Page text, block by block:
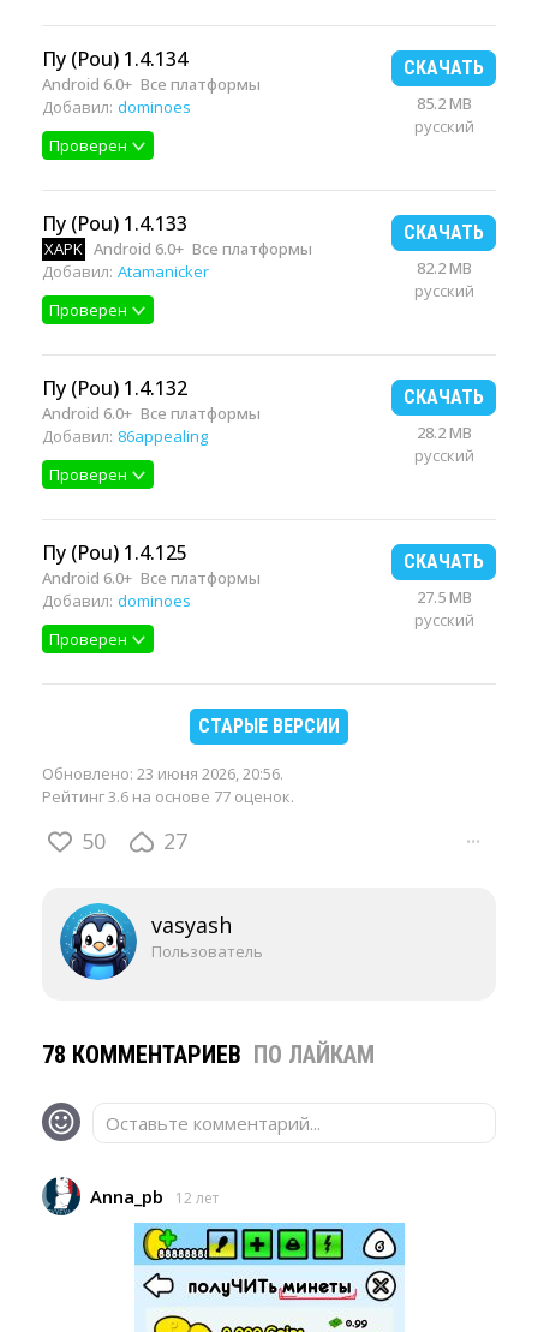
Пу (Pou) 1.4.134
Android 6.0+ Все платформы
Добавил: dominoes
Проверен
СКАЧАТЬ
85.2 MB
русский
Пу (Pou) 1.4.133
XAPK Android 6.0+ Все платформы
Добавил: Atamanicker
Проверен
СКАЧАТЬ
82.2 MB
русский
Пу (Pou) 1.4.132
Android 6.0+ Все платформы
Добавил: 86appealing
Проверен
СКАЧАТЬ
28.2 MB
русский
Пу (Pou) 1.4.125
Android 6.0+ Все платформы
Добавил: dominoes
Проверен
СКАЧАТЬ
27.5 MB
русский
СТАРЫЕ ВЕРСИИ
Обновлено: 23 июня 2026, 20:56.
Рейтинг 3.6 на основе 77 оценок.
50 27 ···
vasyash
Пользователь
78 КОММЕНТАРИЕВ ПО ЛАЙКАМ
Оставьте комментарий...
Anna_pb 12 лет